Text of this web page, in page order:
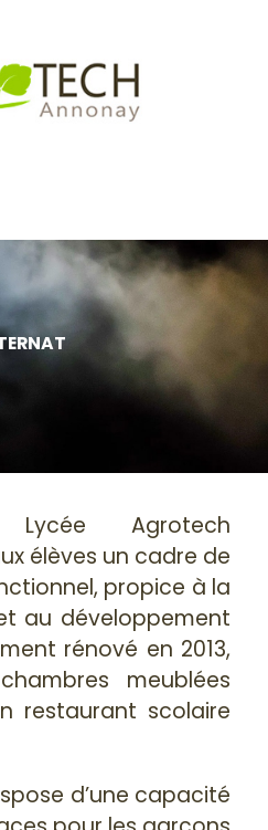
Agrotech
élèves un cadre de
propice à la
au développement
rénové en 2013,
meublées
restaurant scolaire
d’une capacité